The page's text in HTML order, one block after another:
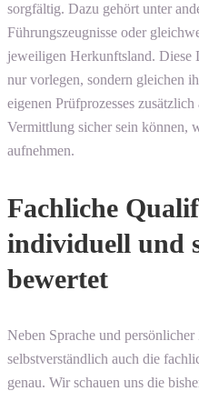
sorgfältig. Dazu gehört unter
Führungszeugnisse oder
jeweiligen Herkunftsland. Diese
nur vorlegen, sondern gleichen
eigenen Prüfprozesses
Vermittlung sicher sein können,
aufnehmen.
Fachliche
individuell und
bewertet
Neben Sprache und
selbstverständlich auch die
genau. Wir schauen uns die